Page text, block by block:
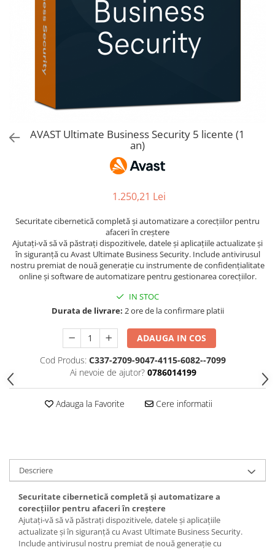
AVAST Driver Updater
AVAST SecureLine VPN
AVAST AntiTrack Premium
AVAST Ultimate Business Security 5 licente (1
an)
1.250,21 Lei
Securitate cibernetică completă și automatizare a corecțiilor pentru
afaceri în creștere
Ajutați-vă să vă păstrați dispozitivele, datele și aplicațiile actualizate și
în siguranță cu Avast Ultimate Business Security. Include antivirusul
nostru premiat de nouă generație cu instrumente de confidențialitate
online și software de automatizare pentru gestionarea corecțiilor.
IN STOC
Durata de livrare: 2 ore de la confirmare platii
ADAUGA IN COS
Cod Produs: C337-2709-9047-4115-6082--7099
Ai nevoie de ajutor? 0786014199
Adauga la Favorite Cere informatii
Descriere
Securitate cibernetică completă și automatizare a
corecțiilor pentru afaceri în creștere
Ajutați-vă să vă păstrați dispozitivele, datele și aplicațiile
actualizate și în siguranță cu Avast Ultimate Business Security.
Include antivirusul nostru premiat de nouă generație cu